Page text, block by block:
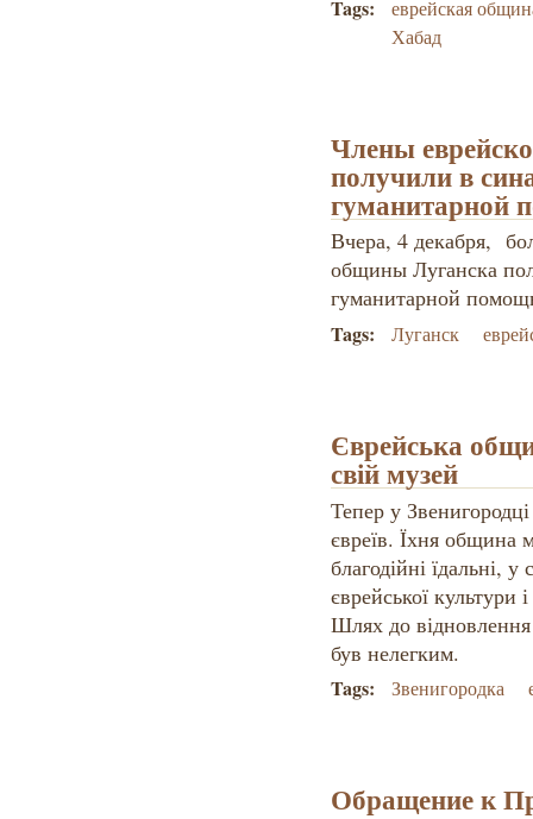
Tags:
еврейская
Хабад
Члены
получили в
гуманитарной
Вчера, 4 декабря,
общины Луганска
гуманитарной
Tags: Луганск
Єврейська
свій музей
Тепер у
євреїв. Їхня община
благодійні їдальні, у
єврейської культури
Шлях до відновлення
був нелегким.
Tags: Звенигородка
Обращение к